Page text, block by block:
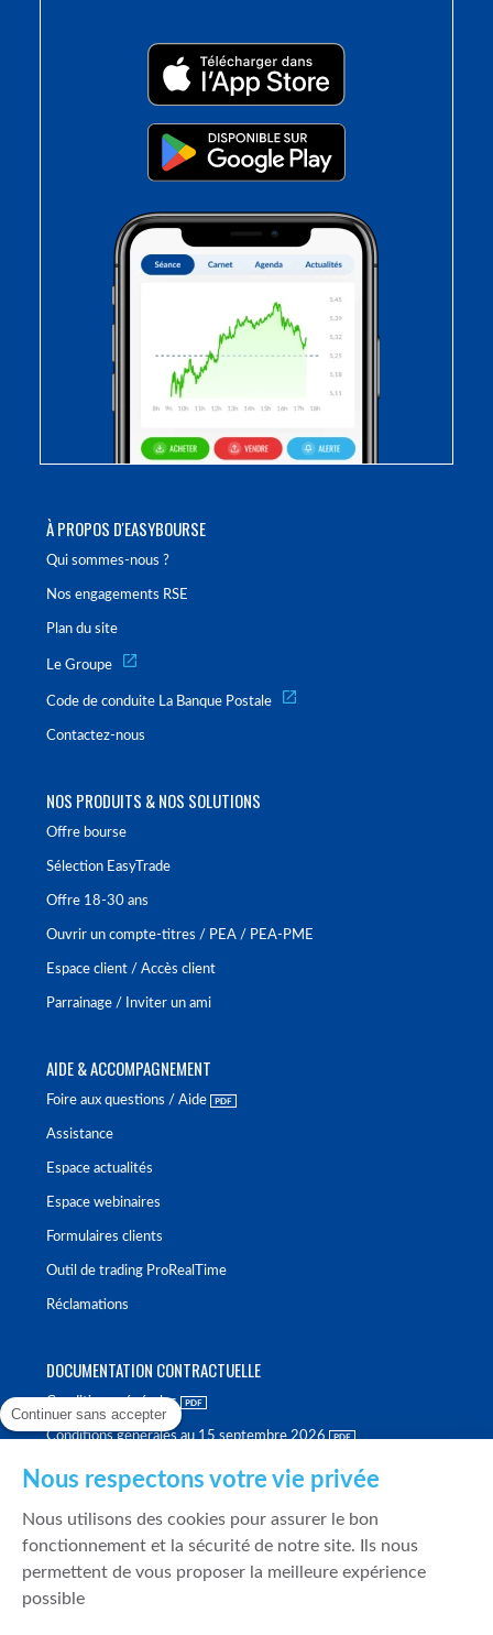
À PROPOS D'EASYBOURSE
Qui sommes-nous ?
Nos engagements RSE
Plan du site
Le Groupe
Code de conduite La Banque Postale
Contactez-nous
NOS PRODUITS & NOS SOLUTIONS
Offre bourse
Sélection EasyTrade
Offre 18-30 ans
Ouvrir un compte-titres / PEA / PEA-PME
Espace client / Accès client
Parrainage / Inviter un ami
AIDE & ACCOMPAGNEMENT
Foire aux questions / Aide
Assistance
Espace actualités
Espace webinaires
Formulaires clients
Outil de trading ProRealTime
Réclamations
DOCUMENTATION CONTRACTUELLE
Conditions générales
Conditions générales au 15 septembre 2026
Politique de meilleure sélection
Politique de durabilité
Fonds de garantie des dépôts et de résolution
Continuer sans accepter
Nous respectons votre vie privée
Nous utilisons des cookies pour assurer le bon
fonctionnement et la sécurité de notre site. Ils nous
permettent de vous proposer la meilleure expérience
possible